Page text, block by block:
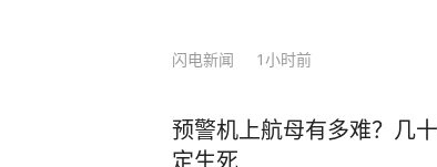
闪电新闻 1小时前
预警机上航母有多难？几
定生死